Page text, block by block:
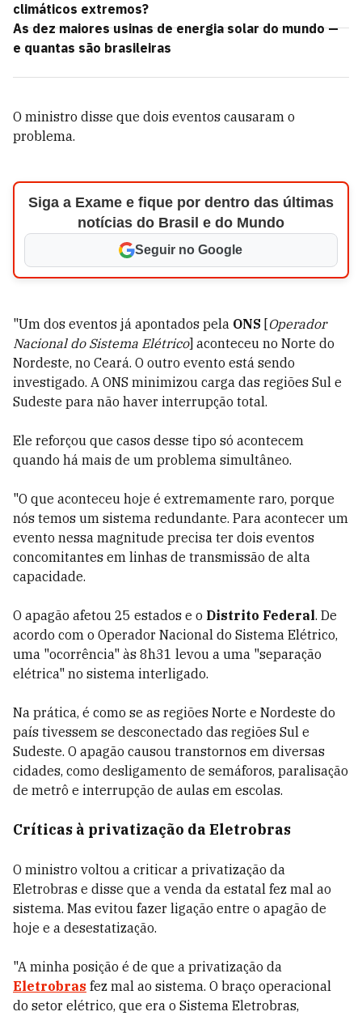
climáticos extremos?
As dez maiores usinas de energia solar do mundo —
e quantas são brasileiras
O ministro disse que dois eventos causaram o
problema.
Siga a Exame e fique por dentro das últimas
notícias do Brasil e do Mundo
Seguir no Google
"Um dos eventos já apontados pela ONS [Operador
Nacional do Sistema Elétrico] aconteceu no Norte do
Nordeste, no Ceará. O outro evento está sendo
investigado. A ONS minimizou carga das regiões Sul e
Sudeste para não haver interrupção total.
Ele reforçou que casos desse tipo só acontecem
quando há mais de um problema simultâneo.
"O que aconteceu hoje é extremamente raro, porque
nós temos um sistema redundante. Para acontecer um
evento nessa magnitude precisa ter dois eventos
concomitantes em linhas de transmissão de alta
capacidade.
O apagão afetou 25 estados e o Distrito Federal. De
acordo com o Operador Nacional do Sistema Elétrico,
uma "ocorrência" às 8h31 levou a uma "separação
elétrica" no sistema interligado.
Na prática, é como se as regiões Norte e Nordeste do
país tivessem se desconectado das regiões Sul e
Sudeste. O apagão causou transtornos em diversas
cidades, como desligamento de semáforos, paralisação
de metrô e interrupção de aulas em escolas.
Críticas à privatização da Eletrobras
O ministro voltou a criticar a privatização da
Eletrobras e disse que a venda da estatal fez mal ao
sistema. Mas evitou fazer ligação entre o apagão de
hoje e a desestatização.
"A minha posição é de que a privatização da
Eletrobras fez mal ao sistema. O braço operacional
do setor elétrico, que era o Sistema Eletrobras,